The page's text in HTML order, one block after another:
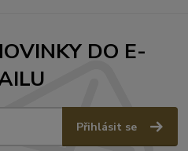
DO E-
Přihlásit se